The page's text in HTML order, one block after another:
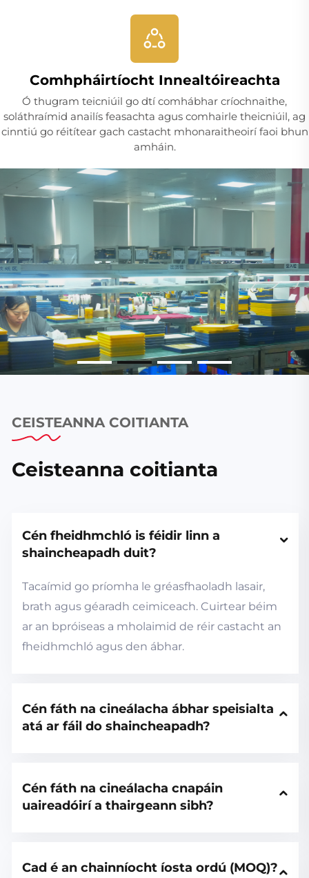
Comhpháirtíocht Innealtóireachta
Ó thugram teicniúil go dtí comhábhar críochnaithe,
soláthraímid anailís feasachta agus comhairle theicniúil, ag
cinntiú go réitítear gach castacht mhonaraitheoirí faoi bhun
amháin.
CEISTEANNA COITIANTA
Ceisteanna coitianta
Cén fheidhmchló is féidir linn a
shaincheapadh duit?
Tacaímid go príomha le gréasfhaoladh lasair,
brath agus géaradh ceimiceach. Cuirtear béim
ar an bpróiseas a mholaimid de réir castacht an
fheidhmchló agus den ábhar.
Cén fáth na cineálacha ábhar speisialta
atá ar fáil do shaincheapadh?
Cén fáth na cineálacha cnapáin
uaireadóirí a thairgeann sibh?
Cad é an chainníocht íosta ordú (MOQ)?